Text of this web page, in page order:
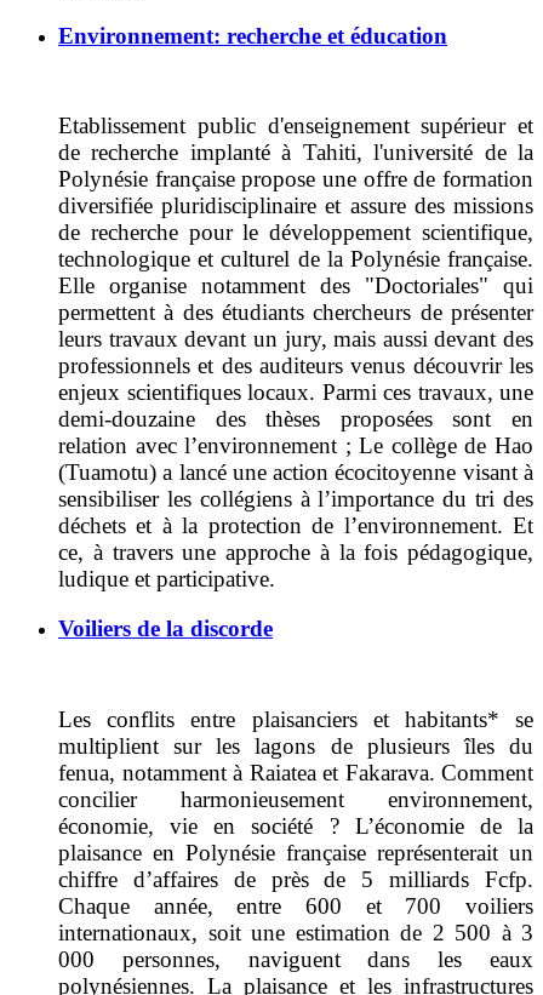
Environnement: recherche et éducation
Etablissement public d'enseignement supérieur et
de recherche implanté à Tahiti, l'université de la
Polynésie française propose une offre de formation
diversifiée pluridisciplinaire et assure des missions
de recherche pour le développement scientifique,
technologique et culturel de la Polynésie française.
Elle organise notamment des "Doctoriales" qui
permettent à des étudiants chercheurs de présenter
leurs travaux devant un jury, mais aussi devant des
professionnels et des auditeurs venus découvrir les
enjeux scientifiques locaux. Parmi ces travaux, une
demi-douzaine des thèses proposées sont en
relation avec l’environnement ; Le collège de Hao
(Tuamotu) a lancé une action écocitoyenne visant à
sensibiliser les collégiens à l’importance du tri des
déchets et à la protection de l’environnement. Et
ce, à travers une approche à la fois pédagogique,
ludique et participative.
Voiliers de la discorde
Les conflits entre plaisanciers et habitants* se
multiplient sur les lagons de plusieurs îles du
fenua, notamment à Raiatea et Fakarava. Comment
concilier harmonieusement environnement,
économie, vie en société ? L’économie de la
plaisance en Polynésie française représenterait un
chiffre d’affaires de près de 5 milliards Fcfp.
Chaque année, entre 600 et 700 voiliers
internationaux, soit une estimation de 2 500 à 3
000 personnes, naviguent dans les eaux
polynésiennes. La plaisance et les infrastructures